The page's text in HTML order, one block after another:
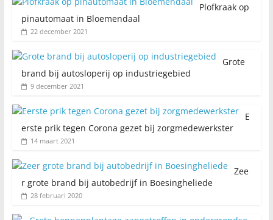
Plofkraak op
pinautomaat in Bloemendaal
22 december 2021
Grote
brand bij autosloperij op industriegebied
9 december 2021
E
erste prik tegen Corona gezet bij zorgmedewerkster
14 maart 2021
Zee
r grote brand bij autobedrijf in Boesingheliede
28 februari 2020